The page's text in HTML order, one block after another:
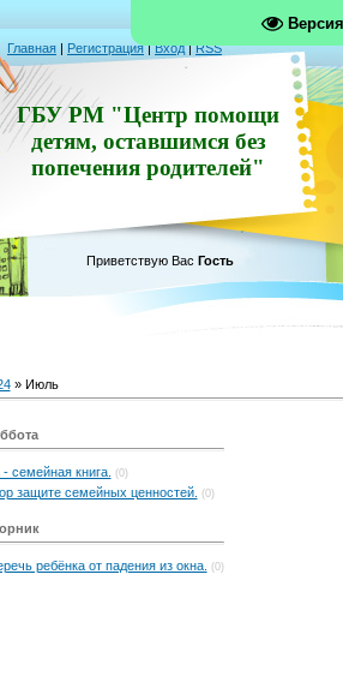
Главная | Регистрация|Вход|RSS
ГБУ РМ "Центр помощи
детям, оставшимся без
попечения родителей"
Приветствую Вас Гость
» Июль
- семейная книга. (0)
защите семейных ценностей. (0)
ребёнка от падения из окна. (0)